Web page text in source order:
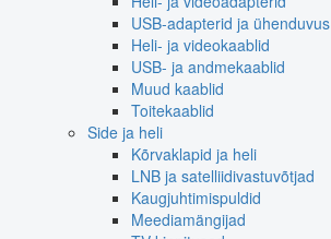
USB-adapterid ja ühenduvus
Heli- ja videokaablid
USB- ja andmekaablid
Muud kaablid
Toitekaablid
Side ja heli
Kõrvaklapid ja heli
LNB ja satelliidivastuvõtjad
Kaugjuhtimispuldid
Meediamängijad